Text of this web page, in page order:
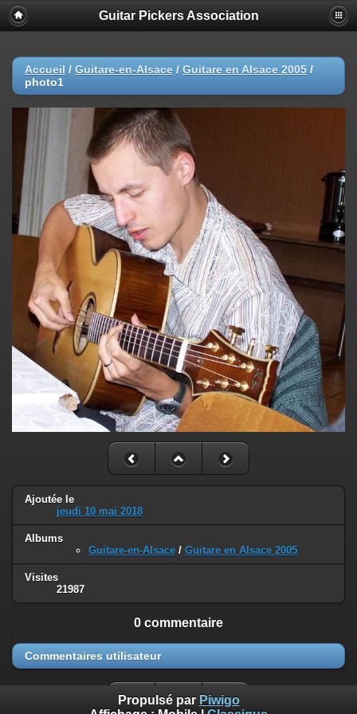
Guitar Pickers Association
Accueil / Guitare-en-Alsace / Guitare en Alsace 2005 /
photo1
Ajoutée le
jeudi 10 mai 2018
Albums
Guitare-en-Alsace / Guitare en Alsace 2005
Visites
21987
0 commentaire
Commentaires utilisateur
Propulsé par Piwigo